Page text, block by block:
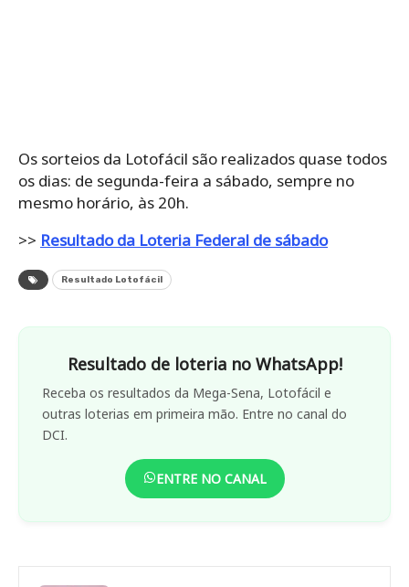
Os‌ ‌sorteios‌ ‌da‌ ‌Lotofácil‌ ‌são‌ ‌realizados‌ ‌quase‌ ‌todos‌
‌os‌ ‌dias: de‌ ‌segunda-feira‌ ‌a‌ ‌sábado,‌ ‌sempre‌ ‌no‌
‌mesmo‌ ‌horário,‌ ‌às‌ ‌20h.
>> Resultado da Loteria Federal de sábado
Resultado Lotofácil
Resultado de loteria no WhatsApp!
Receba os resultados da Mega-Sena, Lotofácil e
outras loterias em primeira mão. Entre no canal do
DCI.
ENTRE NO CANAL